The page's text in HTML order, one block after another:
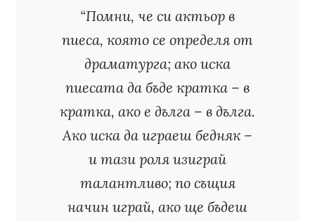
“Помни, че си актьор в
пиеса, която се определя от
драматурга; ако иска
пиесата да бъде кратка – в
кратка, ако е дълга – в дълга.
Ако иска да играеш бедняк –
и тази роля изиграй
талантливо; по същия
начин играй, ако ще бъдеш